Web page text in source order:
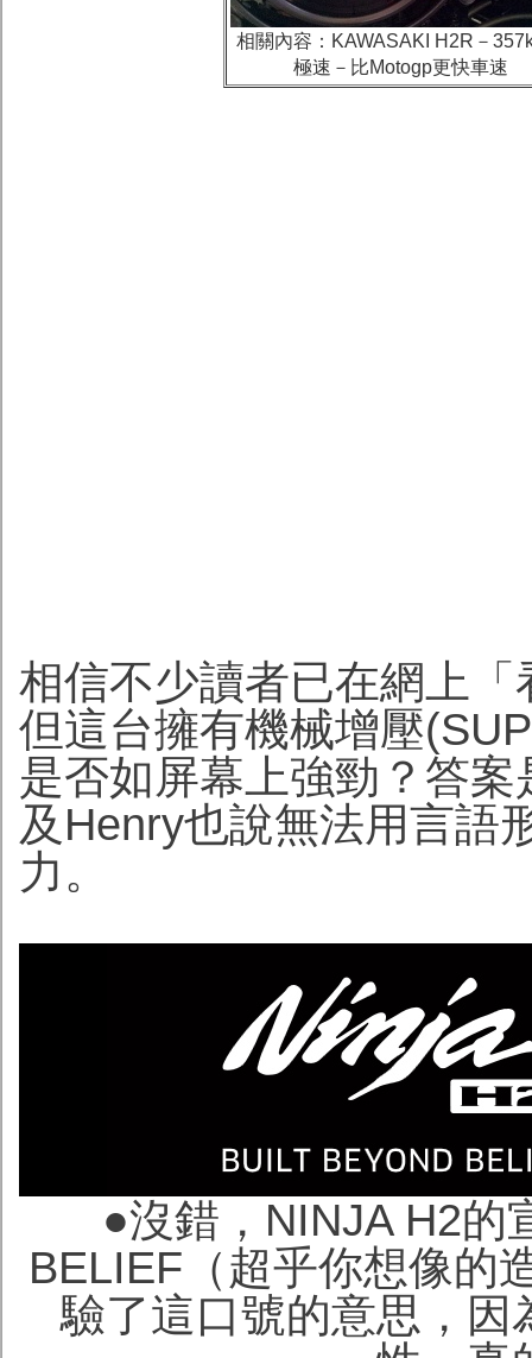
相關內容： KAWASAKI H2R－
極速－比Motogp更快車速
相信不少讀者已在網上
但這台擁有機械增壓
是否如屏幕上強勁？答
及Henry也說無法用言語
力。
●沒錯，NINJA H2的
BELIEF（超乎你想像的
驗了這口號的意思，因